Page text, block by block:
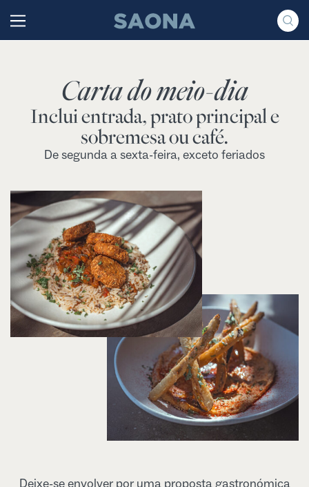
Grupo Saona
Carta do meio-dia
Inclui entrada, prato principal e
sobremesa ou café.
De segunda a sexta-feira, exceto feriados
Deixe-se envolver por uma proposta gastronómica